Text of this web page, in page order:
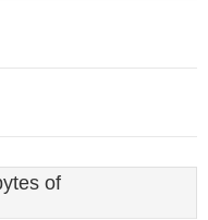
of